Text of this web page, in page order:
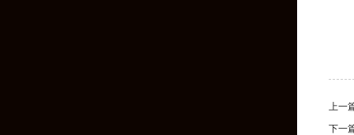
上一
下一